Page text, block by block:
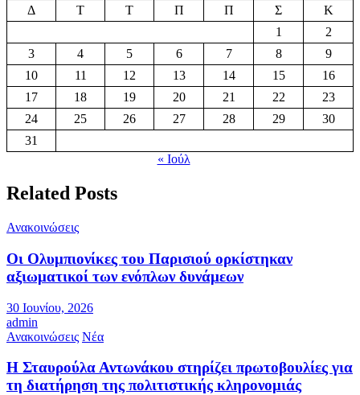
Δ
Τ Τ Π Π Σ
Κ
1
2
3
4 5 6 7 8
9
10
11 12 13 14 15
16
17
18 19 20 21 22
23
24
25 26 27 28 29
30
31
« Ιούλ
Related Posts
Ανακοινώσεις
Οι Ολυμπιονίκες του Παρισιού ορκίστηκαν
αξιωματικοί των ενόπλων δυνάμεων
30 Ιουνίου, 2026
admin
Ανακοινώσεις Νέα
Η Σταυρούλα Αντωνάκου στηρίζει πρωτοβουλίες για
τη διατήρηση της πολιτιστικής κληρονομιάς